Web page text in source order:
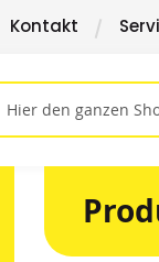
Kontakt